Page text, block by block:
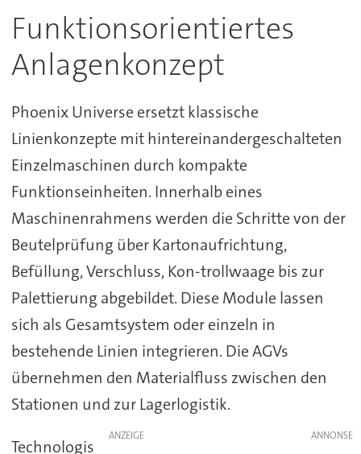
Funktionsorientiertes
Anlagenkonzept
Phoenix Universe ersetzt klassische
Linienkonzepte mit hintereinandergeschalteten
Einzelmaschinen durch kompakte
Funktionseinheiten. Innerhalb eines
Maschinenrahmens werden die Schritte von der
Beutelprüfung über Kartonaufrichtung,
Befüllung, Verschluss, Kon-trollwaage bis zur
Palettierung abgebildet. Diese Module lassen
sich als Gesamtsystem oder einzeln in
bestehende Linien integrieren. Die AGVs
übernehmen den Materialfluss zwischen den
Stationen und zur Lagerlogistik.
ANZEIGE
Technologis